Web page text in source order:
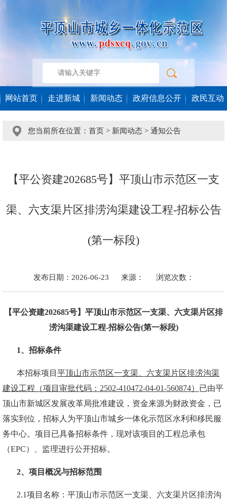
网站首页 走进新城 新闻动态 政府信息公开 政民互动
您当前所在位置： 首页 > 新闻动态 > 通知公告
【平公资建202685号】平顶山市示范区一支
渠、六支渠片区排涝沟渠建设工程-招标公告
(第一标段)
发布日期：2026-06-23 来源： 浏览次数：
【平公资建202685号】 平顶山市示范区一支渠、六支渠片区排
涝沟渠建设工程-招标公告(第一标段)
1、招标条件
本招标项目 平顶山市示范区一支渠、六支渠片区排涝沟渠
建设工程（项目审批代码： 2502-410472-04-01-560874） 已由平
顶山市新城区发展改革局批准建设，资金来源为财政资金 ，已
落实到位， 招标人为平顶山市城乡一体化示范区水利和移民服
务中心。项目已具备招标条件，现对该项目 的工程总承包
（EPC） 、监理进行公开招标。
2、项目概况与招标范围
2.1项目名称： 平顶山市示范区一支渠、六支渠片区排涝沟